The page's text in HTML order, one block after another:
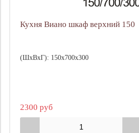
Кухня Виано шкаф верхний 150
(ШхВхГ): 150х700х300
2300 руб